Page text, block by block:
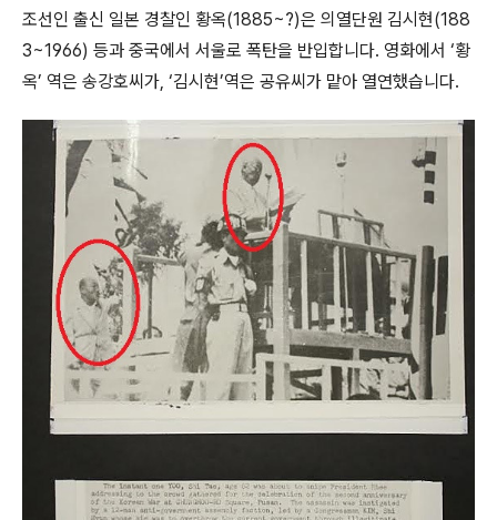
조선인 출신 일본 경찰인 황옥(1885~?)은 의열단원 김시현(188
3~1966) 등과 중국에서 서울로 폭탄을 반입합니다. 영화에서 ‘황
옥’ 역은 송강호씨가, ‘김시현’역은 공유씨가 맡아 열연했습니다.